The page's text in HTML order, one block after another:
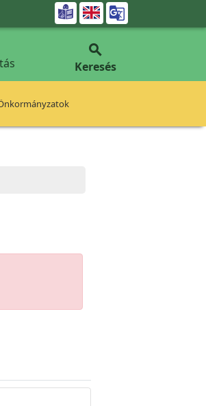


Keresés